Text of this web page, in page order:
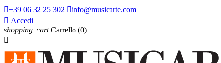
+39 06 32 25 302 info@musicarte.com
 Accedi
shopping_cart Carrello (0)
